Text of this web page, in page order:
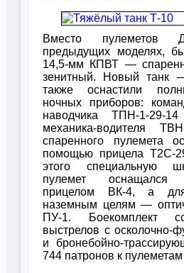
Вместо
предыдущих моделях,
14,5-мм КПВТ —
зенитный. Новый танк
также оснастили
ночных приборов:
наводчика ТПН-1-29-
механика-водителя
спаренного пулемета
помощью прицела Т2С-
этого специальную
пулемет оснащался
прицелом ВК-4, а
наземным целям —
ПУ-1. Боекомплект
выстрелов с осколочно-
и бронебойно-
744 патронов к